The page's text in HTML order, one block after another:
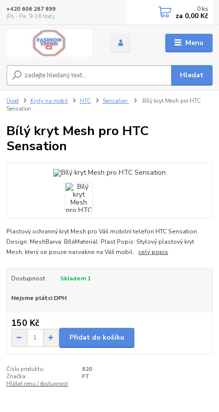
Menu
Hledat
+420 606 267 899
(Po - Pa, 9-16 hod.)
0 ks
za 0,00 Kč
Úvod Kryty na mobil HTC Sensation
Bílý kryt Mesh pro HTC
Sensation
Bílý kryt Mesh pro HTC
Sensation
Plastový ochranný kryt Mesh pro Váš mobilní telefon HTC Sensation.
Design: MeshBarva: BíláMateriál: Plast Popis: Stylový plastový kryt
Mesh, který se pouze nacvakne na Váš mobil. celý popis
Dostupnost Skladem 1
Nejsme plátci DPH
150 Kč
Přidat do košíku
Číslo produktu:
820
Značka:
FT
Hlídat cenu / dostupnost